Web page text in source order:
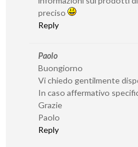
preciso
Reply
Paolo
Buongiorno
Vi chiedo gentilmente
In caso affermativo
Grazie
Paolo
Reply